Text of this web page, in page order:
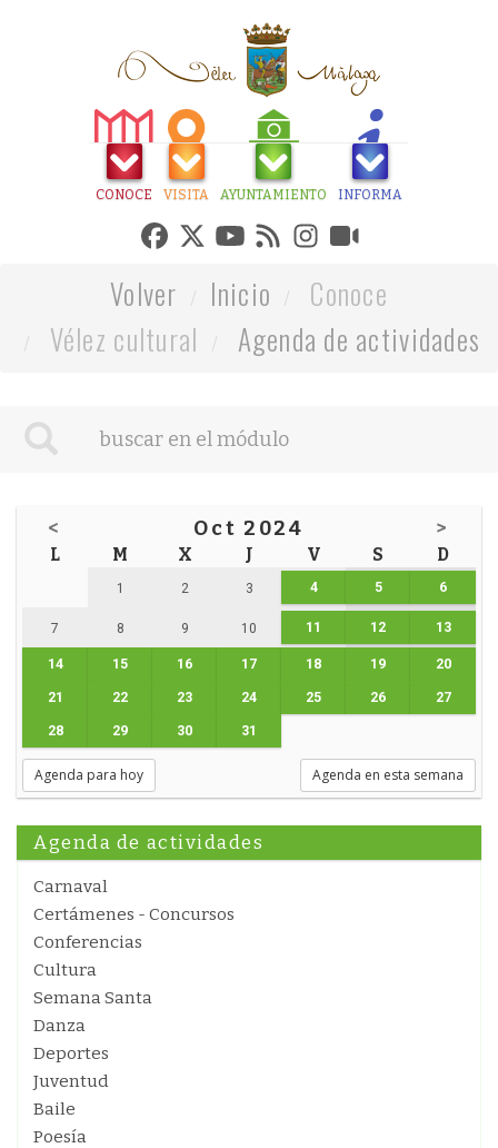
CONOCE VISITA AYUNTAMIENTO INFORMA
Volver Inicio
Conoce
Vélez cultural
Agenda de actividades
< Oct 2024 >
L M X J V S D
1 2 3 4 5 6
7 8 9 10 11 12 13
14 15 16 17 18 19 20
21 22 23 24 25 26 27
28 29 30 31
Agenda para hoy Agenda en esta semana
Agenda de actividades
Carnaval
Certámenes - Concursos
Conferencias
Cultura
Semana Santa
Danza
Deportes
Juventud
Baile
Poesía